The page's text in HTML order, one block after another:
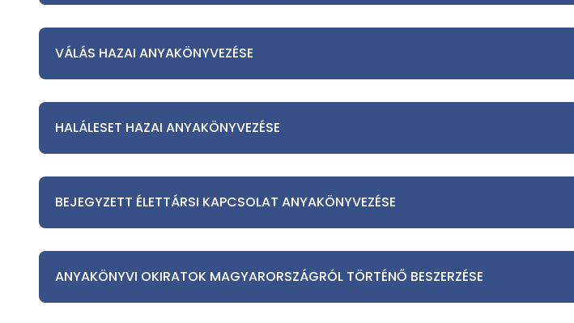
VÁLÁS HAZAI ANYAKÖNYVEZÉSE
HALÁLESET HAZAI ANYAKÖNYVEZÉSE
BEJEGYZETT ÉLETTÁRSI KAPCSOLAT ANYAKÖNYVEZÉSE
ANYAKÖNYVI OKIRATOK MAGYARORSZÁGRÓL TÖRTÉNŐ BESZERZÉSE